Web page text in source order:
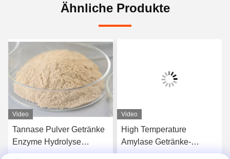
Ähnliche Produkte
Video
Tannase Pulver Getränke
Enzyme Hydrolyse
Tannine Verbessern die
Video
High Temperature
Amylase Getränke-
Enzym, das bei der